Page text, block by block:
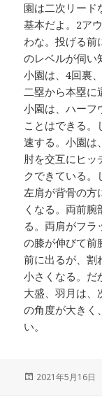
園は二次リード
基本だよ。2ア
わな。投げる前
のレベルが伺い
小園は、4回裏
二塁から本塁に
小園は、ハーフ
ことはできる
速する。小園は
肘を交互にヒッ
クできている。
左肩が背骨の方
くなる。両前
る。両肩がフラ
の膝が伸びて前
前に出るが、割
小さくなる。だ
大盛、羽月は、
の角度が大きく
い。
投
2021年5月16日